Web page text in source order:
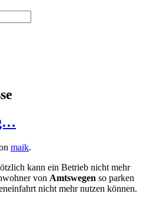
maik.
kann ein Betrieb nicht mehr
von Amtswegen so parken
nicht mehr nutzen können.